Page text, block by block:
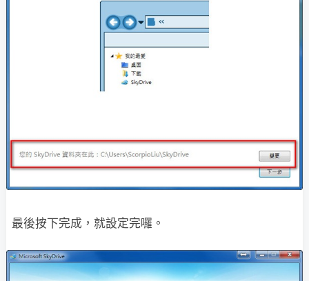
最後按下完成，就設定完囉。